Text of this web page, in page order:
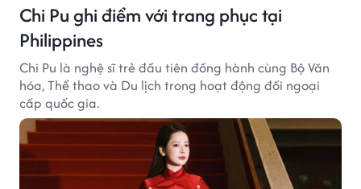
Chi Pu ghi điểm với trang phục tại
Philippines
Chi Pu là nghệ sĩ trẻ đầu tiên đồng hành cùng Bộ Văn
hóa, Thể thao và Du lịch trong hoạt động đối ngoại
cấp quốc gia.